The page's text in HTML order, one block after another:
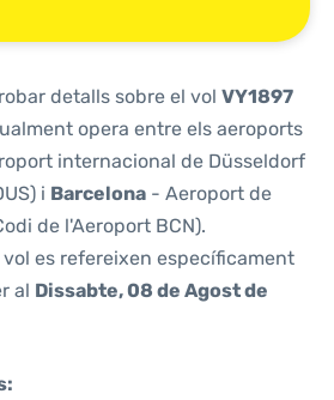
detalls sobre el vol VY1897
opera entre els aeroports
internacional de Düsseldorf
i Barcelona - Aeroport de
de l'Aeroport BCN).
es refereixen específicament
al Dissabte, 08 de Agost de